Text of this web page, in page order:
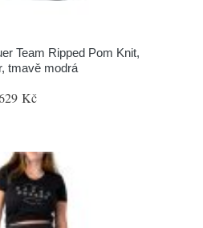
Team Ripped Pom Knit,
tmavě modrá
Kč